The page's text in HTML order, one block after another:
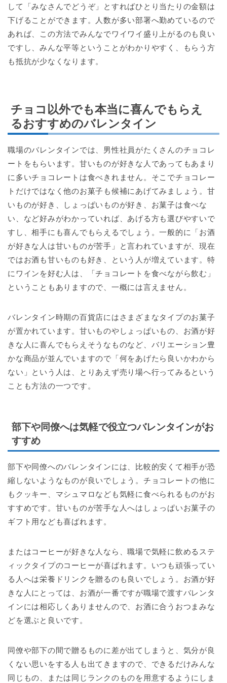
して「みなさんでどうぞ」とすればひとり当たりの金額は
下げることができます。人数が多い部署へ勤めているので
あれば、この方法でみんなでワイワイ盛り上がるのも良い
ですし、みんな平等ということがわかりやすく、もらう方
も抵抗が少なくなります。
チョコ以外でも本当に喜んでもらえ
るおすすめのバレンタイン
職場のバレンタインでは、男性社員がたくさんのチョコレ
ートをもらいます。甘いものが好きな人であってもあまり
に多いチョコレートは食べきれません。そこでチョコレー
トだけではなく他のお菓子も候補にあげてみましょう。甘
いものが好き、しょっぱいものが好き、お菓子は食べな
い、など好みがわかっていれば、あげる方も選びやすいで
すし、相手にも喜んでもらえるでしょう。一般的に「お酒
が好きな人は甘いものが苦手」と言われていますが、現在
ではお酒も甘いものも好き、という人が増えています。特
にワインを好む人は、「チョコレートを食べながら飲む」
ということもありますので、一概には言えません。
バレンタイン時期の百貨店にはさまざまなタイプのお菓子
が置かれています。甘いものやしょっぱいもの、お酒が好
きな人に喜んでもらえそうなものなど、バリエーション豊
かな商品が並んでいますので「何をあげたら良いかわから
ない」という人は、とりあえず売り場へ行ってみるという
ことも方法の一つです。
部下や同僚へは気軽で役立つバレンタインがお
すすめ
部下や同僚へのバレンタインには、比較的安くて相手が恐
縮しないようなものが良いでしょう。チョコレートの他に
もクッキー、マシュマロなども気軽に食べられるものがお
すすめです。甘いものが苦手な人へはしょっぱいお菓子の
ギフト用なども喜ばれます。
またはコーヒーが好きな人なら、職場で気軽に飲めるステ
ィックタイプのコーヒーが喜ばれます。いつも頑張ってい
る人へは栄養ドリンクを贈るのも良いでしょう。お酒が好
きな人にとっては、お酒が一番ですが職場で渡すバレンタ
インには相応しくありませんので、お酒に合うおつまみな
どを選ぶと良いです。
同僚や部下の間で贈るものに差が出てしまうと、気分が良
くない思いをする人も出てきますので、できるだけみんな
同じもの、または同じランクのものを用意するようにしま